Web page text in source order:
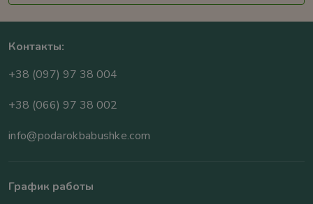
Контакты:
+38 (097) 97 38 004
+38 (066) 97 38 002
info@podarokbabushke.com
График работы